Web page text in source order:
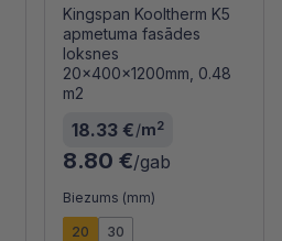
Kingspan Kooltherm K5
apmetuma fasādes
loksnes
20x400x1200mm, 0.48
m2
18.33 €/m2
8.80 €/gab
Biezums (mm)
20 30